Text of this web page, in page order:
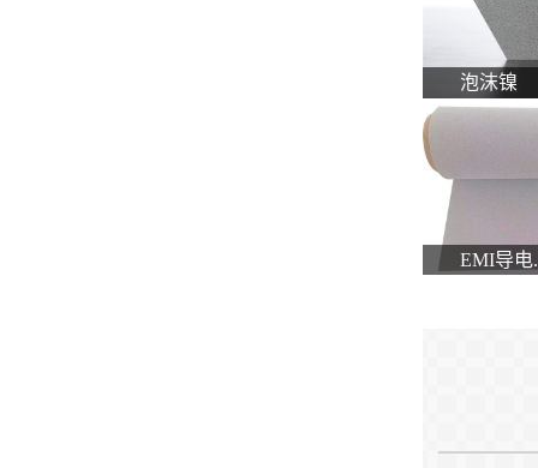
泡沫镍
EMI导电